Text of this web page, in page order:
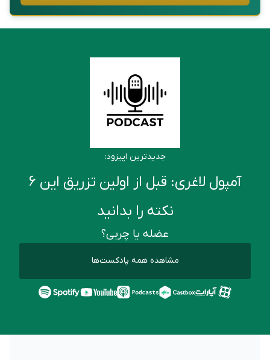
جدیدترین اپیزود:
آمپول لاغری: قبل از اولین تزریق این ۶
نکته را بدانید
عضله یا چربی؟
مشاهده همه پادکست‌ها